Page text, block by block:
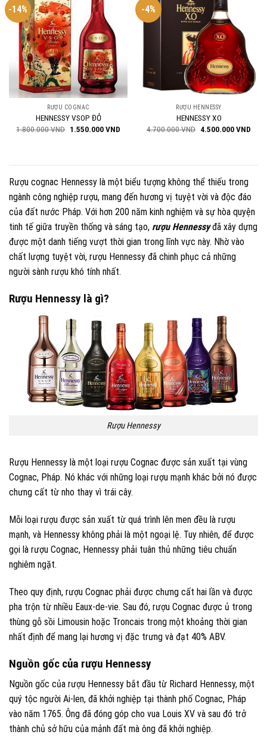
-14%
RƯỢU COGNAC
HENNESSY VSOP ĐỎ
1.800.000VND Giá
1.550.000VNDGiá
-4%
RƯỢU HENNESSY
HENNESSY XO
4.700.000VND Giá
4.500.000VNDGiá
Rượu cognac Hennessy là một biểu tượng không thể thiếu trong
ngành công nghiệp rượu, mang đến hương vị tuyệt vời và độc đáo
của đất nước Pháp. Với hơn 200 năm kinh nghiệm và sự hòa quyện
tinh tế giữa truyền thống và sáng tạo, rượu Hennessyđã xây dựng
được một danh tiếng vượt thời gian trong lĩnh vực này. Nhờ vào
chất lượng tuyệt vời, rượu Hennessy đã chinh phục cả những
người sành rượu khó tính nhất.
Rượu Hennessy là gì?
Rượu Hennessy
Rượu Hennessy là một loại rượu Cognac được sản xuất tại vùng
Cognac, Pháp. Nó khác với những loại rượu mạnh khác bởi nó được
chưng cất từ nho thay vì trái cây.
Mỗi loại rượu được sản xuất từ quá trình lên men đều là rượu
mạnh, và Hennessy không phải là một ngoại lệ. Tuy nhiên, để được
gọi là rượu Cognac, Hennessy phải tuân thủ những tiêu chuẩn
nghiêm ngặt.
Theo quy định, rượu Cognac phải được chưng cất hai lần và được
pha trộn từ nhiều Eaux-de-vie. Sau đó, rượu Cognac được ủ trong
thùng gỗ sồi Limousin hoặc Troncais trong một khoảng thời gian
nhất định để mang lại hương vị đặc trưng và đạt 40% ABV.
Nguồn gốc của rượu Hennessy
Nguồn gốc của rượu Hennessy bắt đầu từ Richard Hennessy, một
quý tộc người Ai-len, đã khởi nghiệp tại thành phố Cognac, Pháp
vào năm 1765. Ông đã đóng góp cho vua Louis XV và sau đó trở
thành chủ sở hữu của mảnh đất mà ông đã khởi nghiệp.